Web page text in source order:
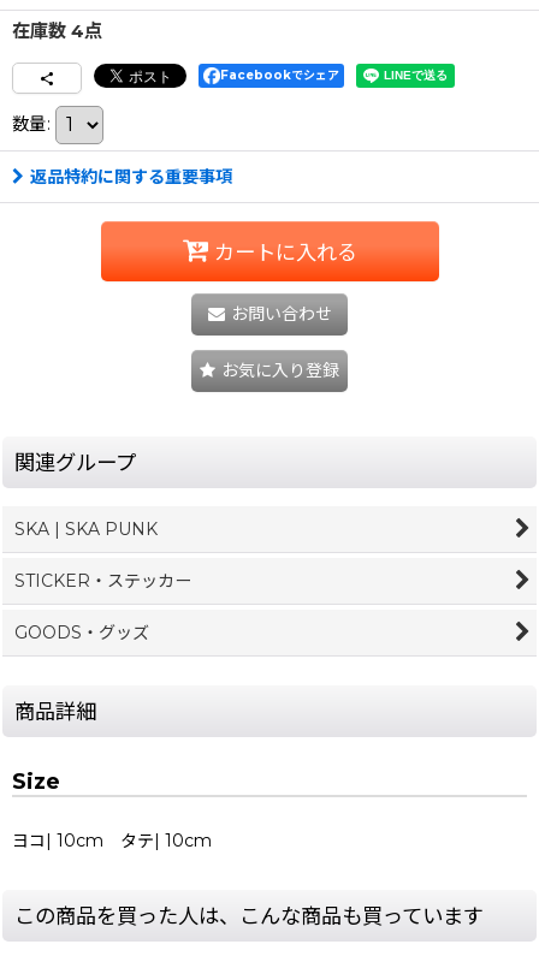
在庫数 4点
Facebookでシェア
数量:
返品特約に関する重要事項
カートに入れる
お問い合わせ
お気に入り登録
関連グループ
SKA | SKA PUNK
STICKER・ステッカー
GOODS・グッズ
商品詳細
Size
ヨコ| 10cm タテ| 10cm
この商品を買った人は、こんな商品も買っています